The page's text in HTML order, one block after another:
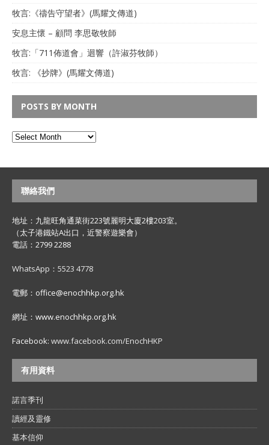
牧言:《禱告守望者》(馬耀文傳道)
安息主懷 – 顧問 李思敬牧師
牧言:「711佈道會」迴響（許淑芬牧師）
牧言: 《抄牌》(馬耀文傳道)
POSTS BY MONTH
聯絡我們
地址：九龍旺角通菜街223號麗明大廈2樓203室。
（太子港鐵站A出口，近警察遊樂會）
電話：2799 2288
WhatsApp：5523 4778
電郵：office@enochhkp.org.hk
網址：www.enochhkp.org.hk
Facebook: www.facebook.com/EnochHKP
有用資料
諾言季刊
讀經及靈修
基本信仰